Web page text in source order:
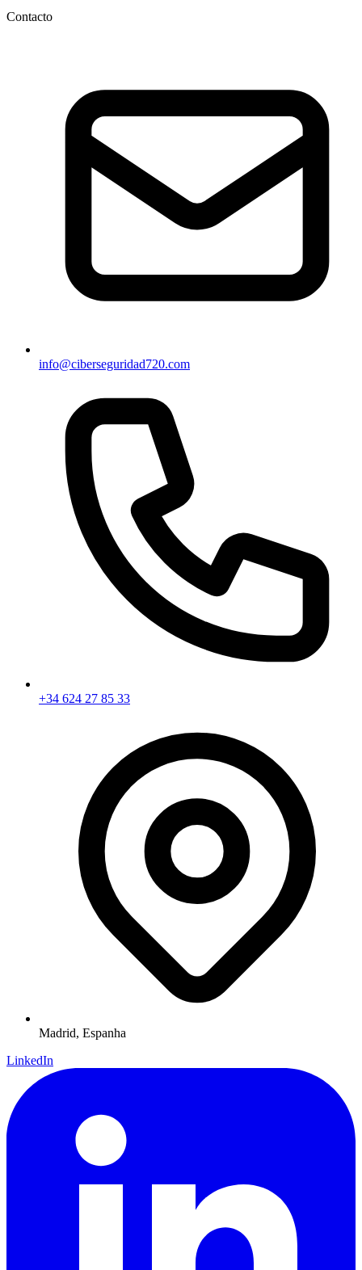
Contacto
info@ciberseguridad720.com
+34 624 27 85 33
Madrid, Espanha
LinkedIn